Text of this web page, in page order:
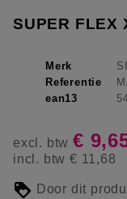
SUPER FLEX
Merk
Referentie
ean13
excl. btw €
incl. btw € 11,68
Door dit